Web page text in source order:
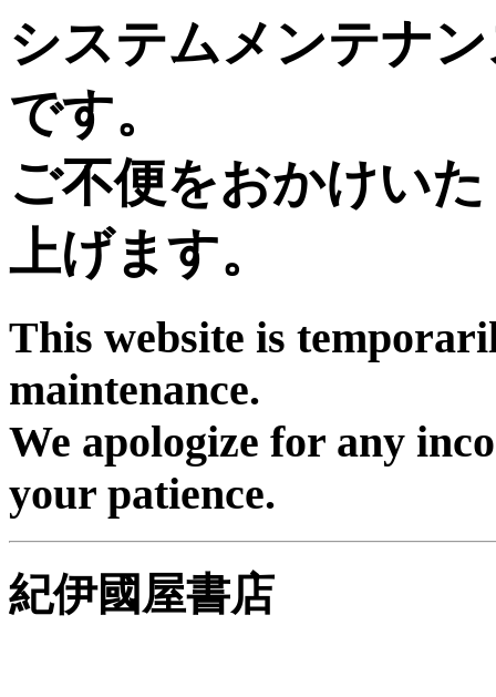
システムメンテナ
です。
ご不便をおかけい
上げます。
This website is
maintenance.
We apologize for any
your patience.
紀伊國屋書店